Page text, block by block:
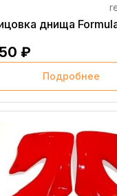
днища
₽
Подробнее